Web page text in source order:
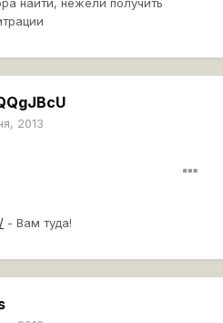
найти, нежели получить
2013
- Вам туда!